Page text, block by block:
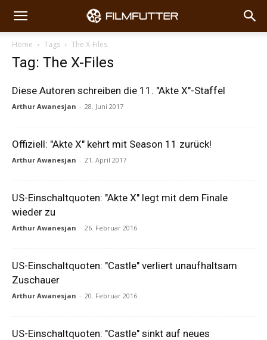
Home Tags The X-Files
Tag: The X-Files
Diese Autoren schreiben die 11. "Akte X"-Staffel
Arthur Awanesjan - 28. Juni 2017
Offiziell: "Akte X" kehrt mit Season 11 zurück!
Arthur Awanesjan - 21. April 2017
US-Einschaltquoten: "Akte X" legt mit dem Finale
wieder zu
Arthur Awanesjan - 26. Februar 2016
US-Einschaltquoten: "Castle" verliert unaufhaltsam
Zuschauer
Arthur Awanesjan - 20. Februar 2016
US-Einschaltquoten: "Castle" sinkt auf neues